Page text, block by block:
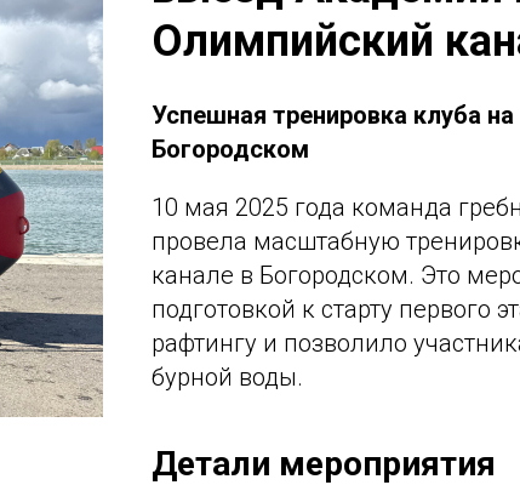
Олимпийский
Успешная тренировка клуба
Богородском
10 мая 2025 года команда
провела масштабную
канале в Богородском. Это
подготовкой к старту первого
рафтингу и позволило
бурной воды.
Детали мероприятия